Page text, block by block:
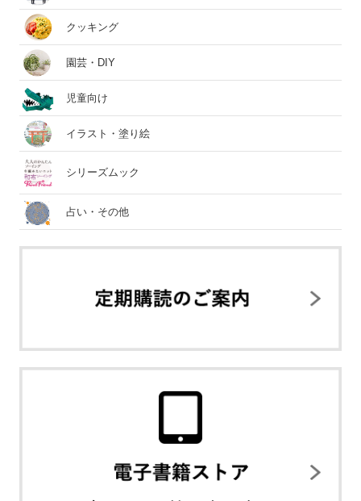
クッキング
園芸・DIY
児童向け
イラスト・塗り絵
シリーズムック
占い・その他